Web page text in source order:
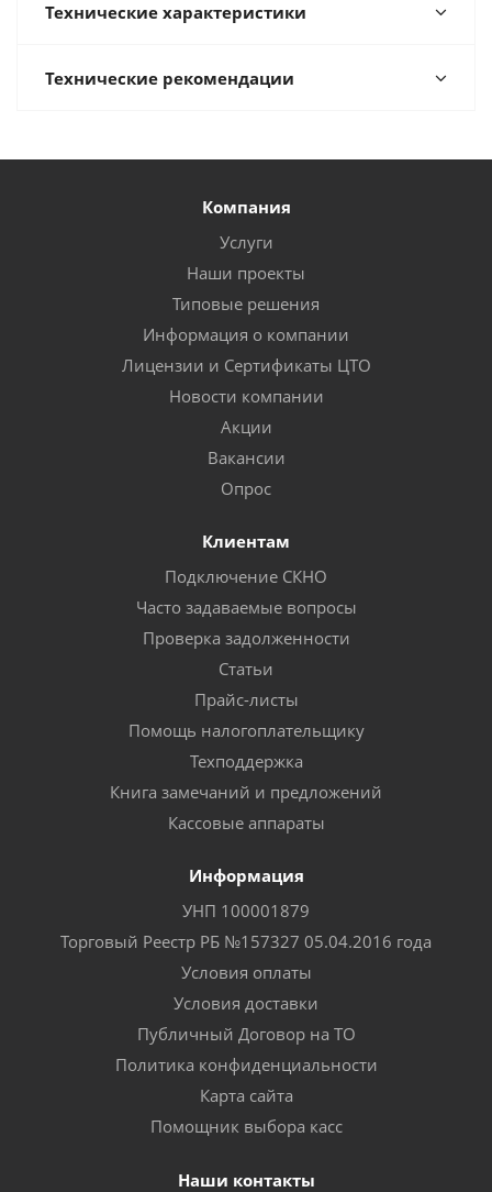
Технические характеристики
Технические рекомендации
Компания
Услуги
Наши проекты
Типовые решения
Информация о компании
Лицензии и Сертификаты ЦТО
Новости компании
Акции
Вакансии
Опрос
Клиентам
Подключение СКНО
Часто задаваемые вопросы
Проверка задолженности
Статьи
Прайс-листы
Помощь налогоплательщику
Техподдержка
Книга замечаний и предложений
Кассовые аппараты
Информация
УНП 100001879
Торговый Реестр РБ №157327 05.04.2016 года
Условия оплаты
Условия доставки
Публичный Договор на ТО
Политика конфиденциальности
Карта сайта
Помощник выбора касс
Наши контакты